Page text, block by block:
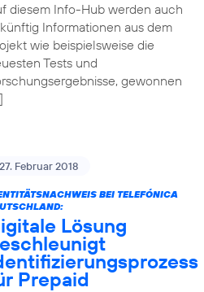
diesem Info-Hub werden auch
Informationen aus dem
wie beispielsweise die
Tests und
gewonnen
27. Februar 2018
BEI TELEFÓNICA
Lösung
Prepaid